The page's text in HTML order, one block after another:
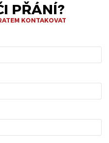
PŘÁNÍ?
KONTAKOVAT